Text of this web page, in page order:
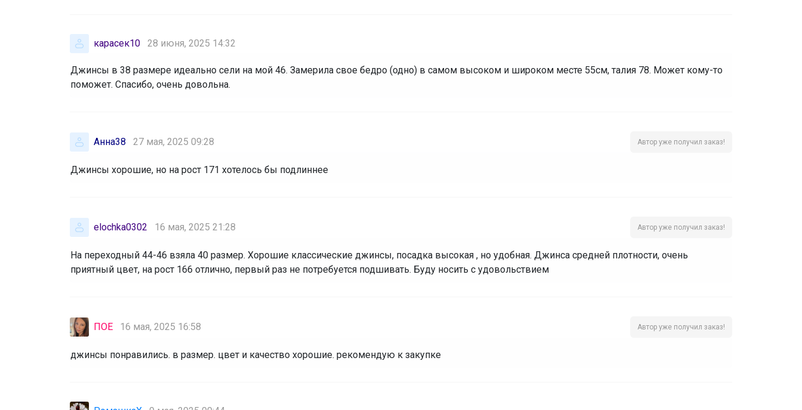
карасек10 28 июня, 2025 14:32
Джинсы в 38 размере идеально сели на мой 46. Замерила свое бедро (одно) в самом высоком и широком месте 55см, талия 78. Может кому-то
поможет. Спасибо, очень довольна.
Анна38 27 мая, 2025 09:28 Автор уже получил заказ!
Джинсы хорошие, но на рост 171 хотелось бы подлиннее
elochka0302 16 мая, 2025 21:28 Автор уже получил заказ!
На переходный 44-46 взяла 40 размер. Хорошие классические джинсы, посадка высокая , но удобная. Джинса средней плотности, очень
приятный цвет, на рост 166 отлично, первый раз не потребуется подшивать. Буду носить с удовольствием
ПОЕ 16 мая, 2025 16:58 Автор уже получил заказ!
джинсы понравились. в размер. цвет и качество хорошие. рекомендую к закупке